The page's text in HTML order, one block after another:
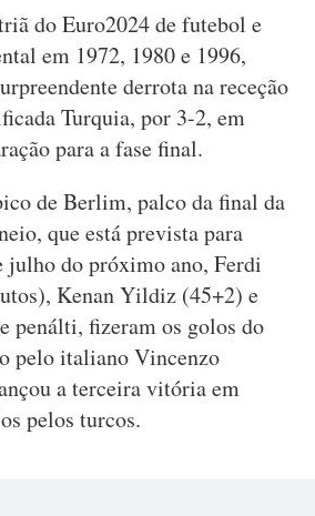
do Euro2024 de futebol e
em 1972, 1980 e 1996,
derrota na receção
Turquia, por 3-2, em
para a fase final.
de Berlim, palco da final da
que está prevista para
julho do próximo ano, Ferdi
Kenan Yildiz (45+2) e
penálti, fizeram os golos do
pelo italiano Vincenzo
a terceira vitória em
pelos turcos.